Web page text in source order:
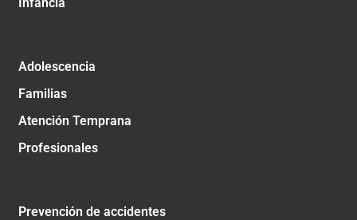
Adolescencia
Familias
Atención Temprana
Profesionales
Prevención de accidentes